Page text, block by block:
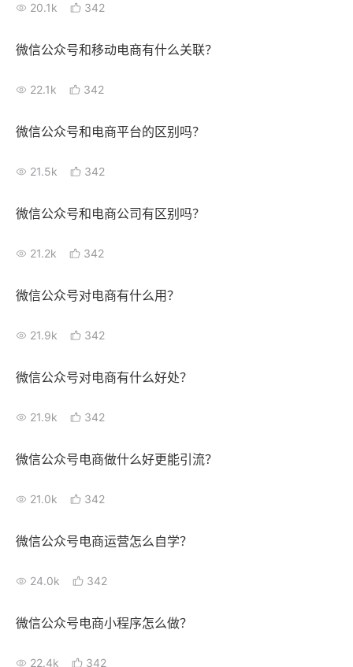
入驻有赞 认证代理商
认证服务商
有赞云 数据通服务
20.1k 342
微信公众号和移动电商有什么关联？
22.1k 342
微信公众号和电商平台的区别吗？
21.5k 342
微信公众号和电商公司有区别吗？
21.2k 342
微信公众号对电商有什么用？
21.9k 342
微信公众号对电商有什么好处？
21.9k 342
微信公众号电商做什么好更能引流？
21.0k 342
微信公众号电商运营怎么自学？
24.0k 342
微信公众号电商小程序怎么做？
22.4k 342